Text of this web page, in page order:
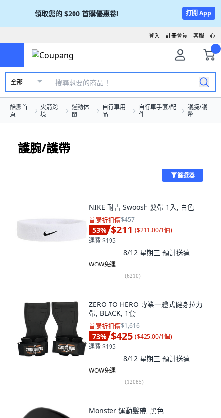
領取您的 $200 首購優惠卷! 打開 App
客服中心
註冊會員
登入
全部
酷澎首
頁
火箭跨
境
運動休
閒
自行車用
品
自行車手套/配
件
護腕/護
帶
護腕/護帶
篩選器
NIKE 耐吉 Swoosh 髮帶 1入, 白色
首購折扣價$457
53% $211 ($211.00/1個)
運費 $195
8/12 星期三 預計送達
WOW免運
(6210)
ZERO TO HERO 專業一體式健身拉力
帶, BLACK, 1套
首購折扣價$1,616
73% $425 ($425.00/1個)
運費 $195
8/12 星期三 預計送達
WOW免運
(12085)
Monster 運動髮帶, 黑色